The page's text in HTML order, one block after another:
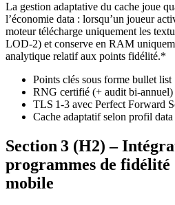
La gestion adaptative du cache joue
l’économie data : lorsqu’un joueur
moteur télécharge uniquement les
LOD‑2) et conserve en RAM
analytique relatif aux points fidélité.*
Points clés sous forme bullet list
RNG certifié (+ audit bi‑annuel)
TLS 1‑3 avec Perfect Forward
Cache adaptatif selon profil data
Section 3 (H2) –
programmes de fidélité
mobile